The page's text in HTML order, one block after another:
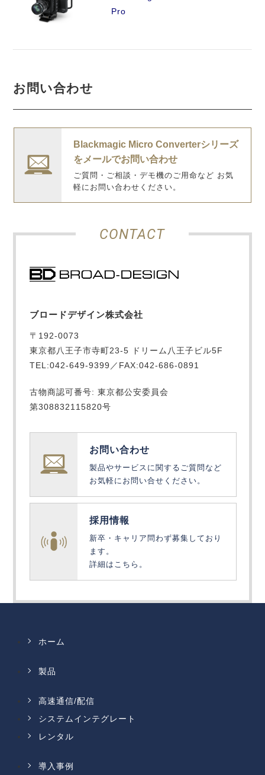
Pro
お問い合わせ
Blackmagic Micro Converterシリーズ
をメールでお問い合わせ
ご質問・ご相談・デモ機のご用命など お気
軽にお問い合わせください。
CONTACT
ブロードデザイン株式会社
〒192-0073
東京都八王子市寺町23-5 ドリーム八王子ビル5F
TEL:042-649-9399／FAX:042-686-0891
古物商認可番号: 東京都公安委員会
第308832115820号
お問い合わせ
製品やサービスに関するご質問など
お気軽にお問い合せください。
採用情報
新卒・キャリア問わず募集しており
ます。
詳細はこちら。
ホーム
製品
高速通信/配信
システムインテグレート
レンタル
導入事例